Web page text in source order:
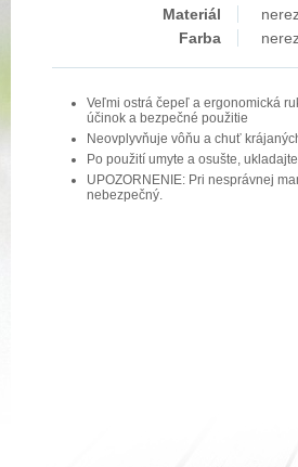
Materiál
Farba
Veľmi ostrá čepeľ a ergonomická
účinok a bezpečné použitie
Neovplyvňuje vôňu a chuť
Po použití umyte a osušte,
UPOZORNENIE: Pri nesprávnej
nebezpečný.